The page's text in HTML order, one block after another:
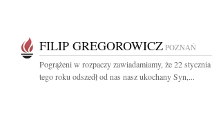
FILIP GREGOROWICZ POZNAŃ
Pogrążeni w rozpaczy zawiadamiamy, że 22 stycznia
tego roku odszedł od nas nasz ukochany Syn,...